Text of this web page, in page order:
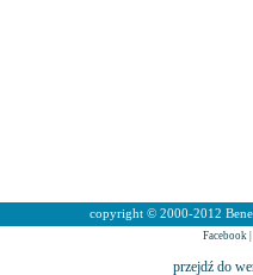
copyright © 2000-2012
Facebook|
przejdź do